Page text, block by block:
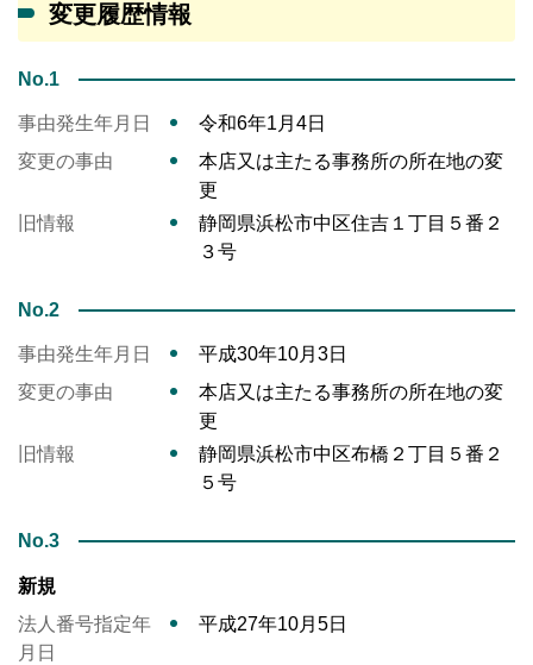
変更履歴情報
No.1
事由発生年月日
令和6年1月4日
変更の事由
本店又は主たる事務所の所在地の変
更
旧情報
静岡県浜松市中区住吉１丁目５番２
３号
No.2
事由発生年月日
平成30年10月3日
変更の事由
本店又は主たる事務所の所在地の変
更
旧情報
静岡県浜松市中区布橋２丁目５番２
５号
No.3
新規
法人番号指定年
月日
平成27年10月5日